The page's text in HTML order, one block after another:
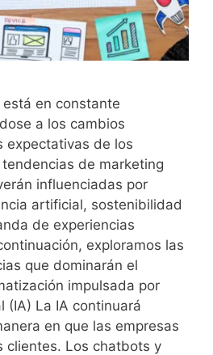
en constante
a los cambios
expectativas de los
de marketing
influenciadas por
artificial, sostenibilidad
de experiencias
exploramos las
que dominarán el
impulsada por
(IA) La IA continuará
en que las empresas
clientes. Los chatbots y